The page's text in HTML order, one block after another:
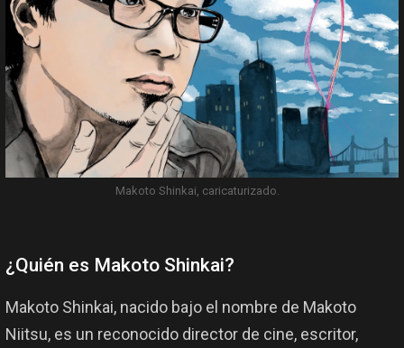
Makoto Shinkai, caricaturizado.
¿Quién es Makoto Shinkai?
Makoto Shinkai, nacido bajo el nombre de Makoto
Niitsu, es un reconocido director de cine, escritor,